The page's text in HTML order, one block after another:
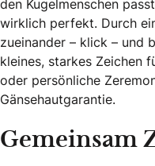
den Kugelmenschen
wirklich perfekt. Durch
zueinander – klick – und
kleines, starkes Zeichen
oder persönliche
Gänsehautgarantie.
Gemeinsam